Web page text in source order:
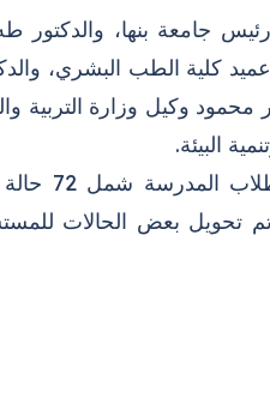
رئيس جامعة بنها،
عميد كلية الطب البشري،
محمود وكيل وزارة التربية
البيئة.
تم تحويل بعض الحالات